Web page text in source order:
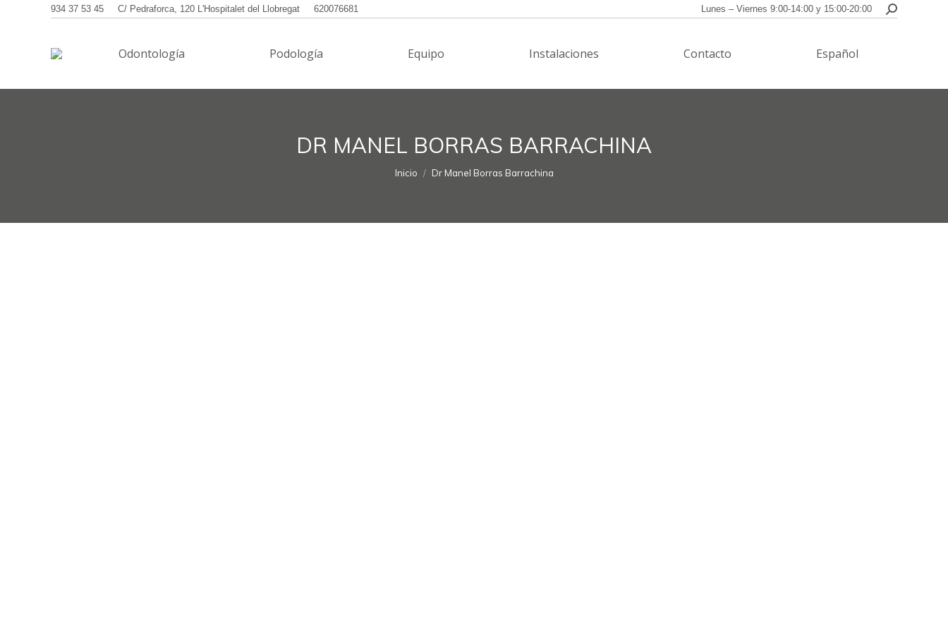
934 37 53 45 C/ Pedraforca, 120 L'Hospitalet del Llobregat 620076681 Lunes – Viernes 9:00-14:00 y 15:00-20:00 Buscar:
Odontología Podología Equipo Instalaciones Contacto Español
DR MANEL BORRAS BARRACHINA
Estás aquí:
Inicio Dr Manel Borras Barrachina
Odontología Podología Equipo Instalaciones Contacto Español